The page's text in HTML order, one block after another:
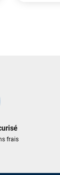
frais